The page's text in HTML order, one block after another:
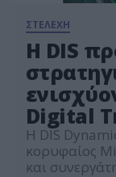
ΣΤΕΛΕΧΗ
Η DIS
Digital
Η DIS
κορυφαίος
και